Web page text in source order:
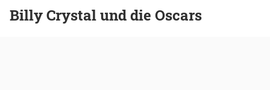
Billy Crystal und die Oscars